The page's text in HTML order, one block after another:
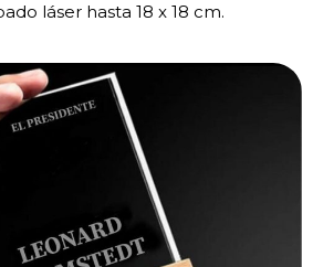
láser hasta 18 x 18 cm.